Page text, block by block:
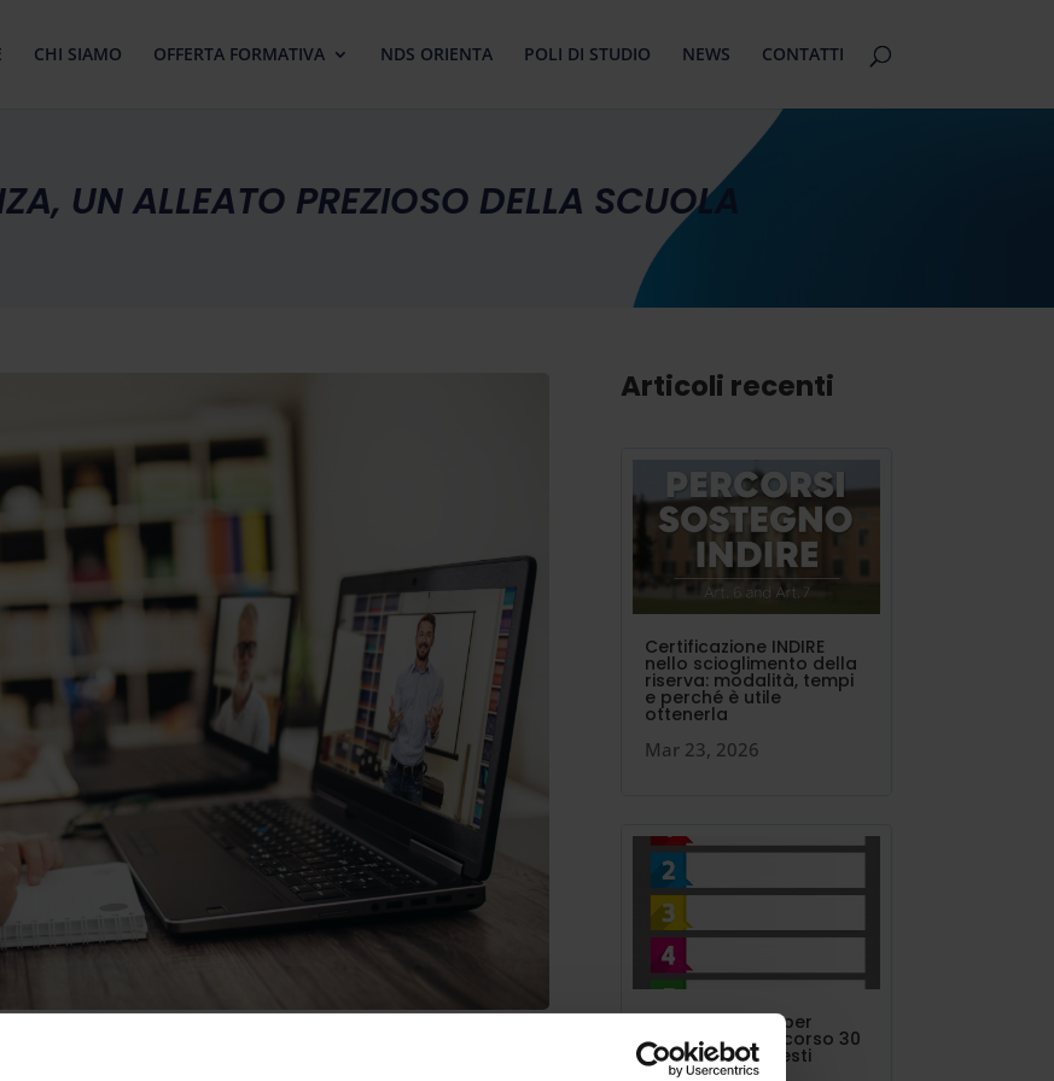
CHI SIAMO OFFERTA FORMATIVA NDS ORIENTA POLI DI STUDIO NEWS CONTATTI
UN ALLEATO PREZIOSO DELLA SCUOLA
(il nemico da sconfiggere è il virus) ma uno dei
Articoli recenti
Certificazione INDIRE
nello scioglimento della
riserva: modalità, tempi
e perché è utile
ottenerla
Mar 23, 2026
I 24 punti in più per
concorso o percorso 30
CFU vanno richiesti